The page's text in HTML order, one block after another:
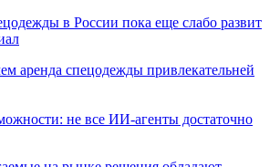
в России пока еще слабо развит
не все ИИ-агенты достаточно